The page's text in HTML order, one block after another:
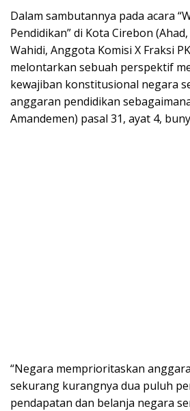
Dalam sambutannya pada acara
Pendidikan” di Kota Cirebon
Wahidi, Anggota Komisi X Fraksi
melontarkan sebuah perspektif
kewajiban konstitusional negara
anggaran pendidikan
Amandemen) pasal 31, ayat 4,
“Negara memprioritaskan
sekurang kurangnya dua puluh
pendapatan dan belanja negara